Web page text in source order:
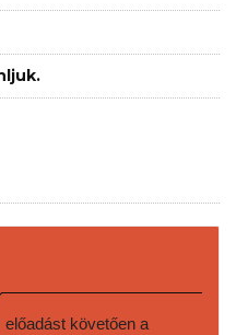
követően a